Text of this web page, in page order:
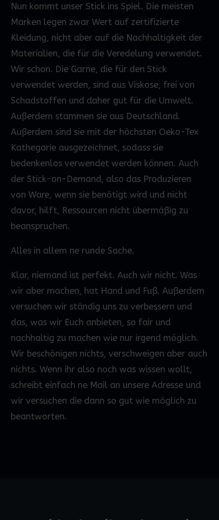
Nun kommt unser Stick ins Spiel. Die meisten
Marken legen zwarWert auf zertifizierte
Kleidung, nicht aber auf die Nachhaltigkeit der
Materialien, die für die Veredelung verwendet.
Wir schon. Die Garne, die für den Stick
verwendet werden, sind aus Viskose, frei von
Schadstoffen und daher gut für die Umwelt.
Außerdem stammen sie aus Deutschland.
Außerdem sind sie mit der höchsten Oeko-Tex
Kathegorie ausgezeichnet, sodass sie
bedenkenlos verwendet werden können. Auch
der Stick-on-Demand, also das Produzieren
von Ware, wenn sie benötigt wird und nicht
davor, hilft, Ressourcen nicht übermäßig zu
beanspruchen.
Alles in allem ne runde Sache.
Klar, niemand ist perfekt. Auch wir nicht. Was
wir aber machen, hat Hand und Fuß. Außerdem
versuchen wir ständig uns zu verbessern und
das, was wir Euch anbieten, so fair und
nachhaltig zu machen wie nur irgend möglich.
Wir beschönigen nichts, verschweigen aber auch
nichts. Wenn ihr also noch was wissen wollt,
schreibt einfach ne Mail an unsere Adresse und
wir versuchen die dann so gut wie möglich zu
beantworten.